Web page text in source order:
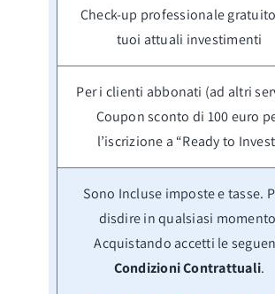
Check-up professionale
tuoi attuali investimenti
Per i clienti abbonati (ad altri
Coupon sconto di 100 euro
l’iscrizione a “Ready to
Sono Incluse imposte e tasse.
disdire in qualsiasi
Acquistando accetti le
Condizioni Contrattuali.